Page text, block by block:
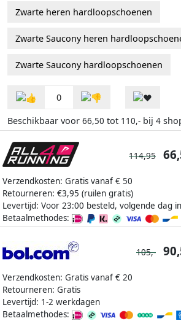
Zwarte heren hardloopschoenen
Zwarte Saucony heren
Zwarte Saucony hardloopschoenen
0
Beschikbaar voor 66,50 tot 110,- bij 4
Verzendkosten: Gratis vanaf € 50
Retourneren: €3,95 (ruilen gratis)
Levertijd: Voor 23:00 besteld, volgende dag
Betaalmethodes:
114,95
Verzendkosten: Gratis vanaf € 20
Retourneren: Gratis
Levertijd: 1-2 werkdagen
Betaalmethodes:
105,-